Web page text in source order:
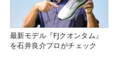
最新モデル『FJクオンタム』
を石井良介プロがチェック